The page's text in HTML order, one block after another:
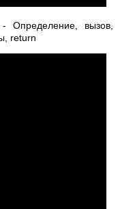
вызов,
return